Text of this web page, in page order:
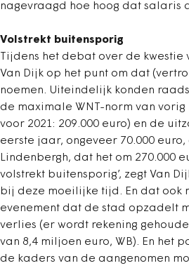
nagevraagd hoe hoog dat salaris
Volstrekt buitensporig
Tijdens het debat over de kwestie
Van Dijk op het punt om dat
noemen. Uiteindelijk konden
de maximale WNT-norm van vorig
voor 2021: 209.000 euro) en de
eerste jaar, ongeveer 70.000
Lindenbergh, dat het om 270.000
volstrekt buitensporig’, zegt Van
bij deze moeilijke tijd. En dat ook
evenement dat de stad opzadelt
verlies (er wordt rekening
van 8,4 miljoen euro, WB). En het
de kaders van de aangenomen